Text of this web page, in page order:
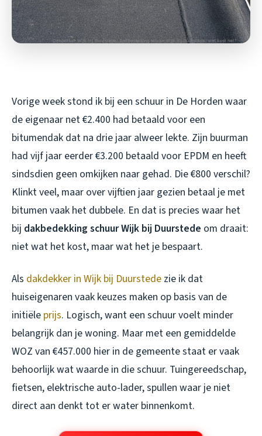
Vorige week stond ik bij een schuur in De Horden waar
de eigenaar net €2.400 had betaald voor een
bitumendak dat na drie jaar alweer lekte. Zijn buurman
had vijf jaar eerder €3.200 betaald voor EPDM en heeft
sindsdien geen omkijken naar gehad. Die €800 verschil?
Klinkt veel, maar over vijftien jaar gezien betaal je met
bitumen vaak het dubbele. En dat is precies waar het
bij dakbedekking schuur Wijk bij Duurstede om draait:
niet wat het kost, maar wat het je bespaart.
Als dakdekker in Wijk bij Duurstede zie ik dat
huiseigenaren vaak keuzes maken op basis van de
initiële prijs. Logisch, want een schuur voelt minder
belangrijk dan je woning. Maar met een gemiddelde
WOZ van €457.000 hier in de gemeente staat er vaak
behoorlijk wat waarde in die schuur. Tuingereedschap,
fietsen, elektrische auto-lader, spullen waar je niet
direct aan denkt tot er water binnenkomt.